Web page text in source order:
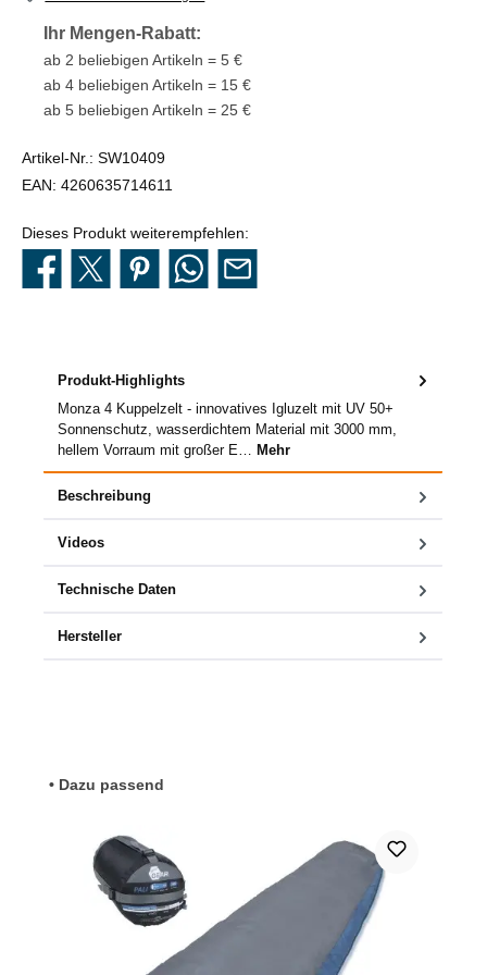
Ihr Mengen-Rabatt:
ab 2 beliebigen Artikeln = 5 €
ab 4 beliebigen Artikeln = 15 €
ab 5 beliebigen Artikeln = 25 €
Artikel-Nr.: SW10409
EAN: 4260635714611
Dieses Produkt weiterempfehlen:
Produkt-Highlights
Monza 4 Kuppelzelt - innovatives Igluzelt mit UV 50+
Sonnenschutz, wasserdichtem Material mit 3000 mm,
hellem Vorraum mit großer E… Mehr
Beschreibung
Videos
Technische Daten
Hersteller
Produktgalerie überspringen
• Dazu passend